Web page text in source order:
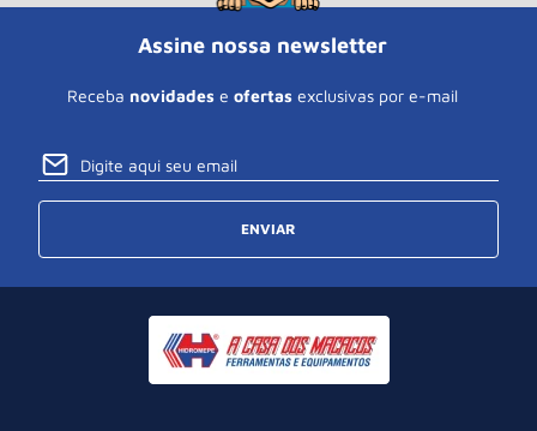
Assine nossa newsletter
Receba novidades e ofertas exclusivas por e-mail
ENVIAR